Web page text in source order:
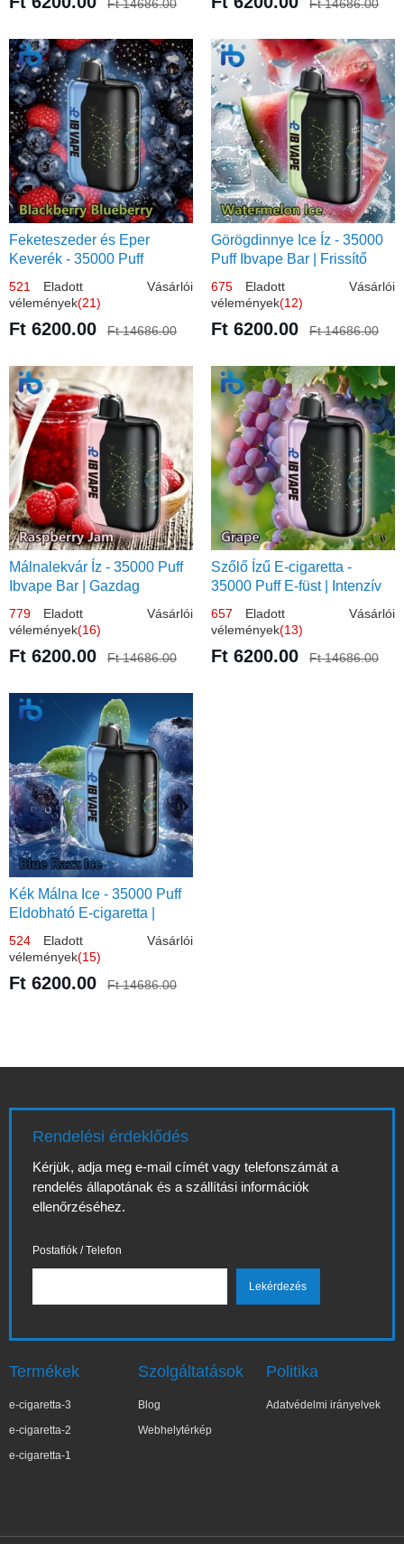
Ft 14686.00 Ft 14686.00
Feketeszeder és Eper
Keverék - 35000 Puff
Gyümölcsökombináció!
521
Eladott Vásárlói
vélemények(21)
Ft 6200.00 Ft 14686.00
Görögdinnye Ice Íz - 35000
Puff Ibvape Bar | Frissítő
675 Eladott Vásárlói
vélemények(12)
Ft 6200.00 Ft 14686.00
Málnalekvár Íz - 35000 Puff
Ibvape Bar | Gazdag
779 Eladott Vásárlói
vélemények(16)
Ft 6200.00 Ft 14686.00
Szőlő Ízű E-cigaretta -
35000 Puff E-füst | Intenzív
657 Eladott Vásárlói
vélemények(13)
Ft 6200.00 Ft 14686.00
Kék Málna Ice - 35000 Puff
Eldobható E-cigaretta |
Frissesség!
524 Eladott Vásárlói
vélemények(15)
Ft 6200.00 Ft 14686.00
Rendelési érdeklődés
Kérjük, adja meg e-mail címét vagy telefonszámát a
rendelés állapotának és a szállítási információk
ellenőrzéséhez.
Postafiók / Telefon
Termékek
e-cigaretta-3
e-cigaretta-2
e-cigaretta-1
Szolgáltatások
Blog
Webhelytérkép
Politika
Adatvédelmi irányelvek